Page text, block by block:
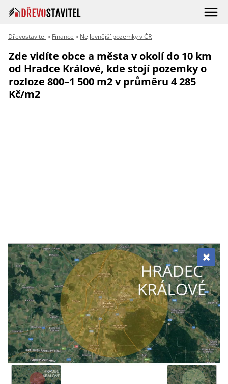
Dřevostavitel » Finance » Nejlevnější pozemky v ČR
Zde vidíte obce a města v okolí do 10 km
od Hradce Králové, kde stojí pozemky o
rozloze 800–1 500 m2 v průměru 4 285
Kč/m2